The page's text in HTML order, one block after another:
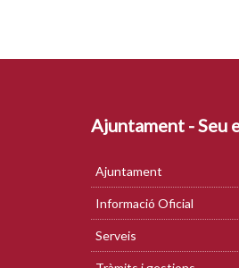
Ajuntament - Seu
Ajuntament
Informació Oficial
Serveis